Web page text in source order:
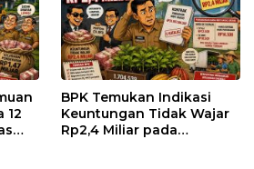
12
BPK Temukan Indikasi
Keuntungan Tidak Wajar
Rp2,4 Miliar pada